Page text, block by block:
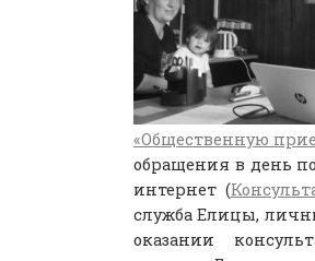
«Общественную
обращения в день
интернет (
служба Елицы,
оказании